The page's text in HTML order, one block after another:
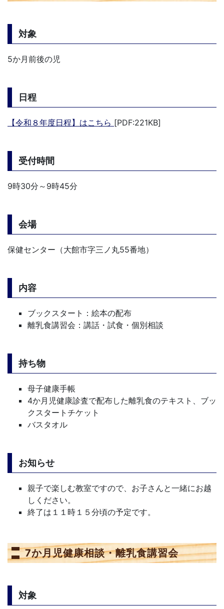
対象
5か月前後の児
日程
【令和８年度日程】はこちら [PDF:221KB]
受付時間
9時30分～9時45分
会場
保健センター（大館市字三ノ丸55番地）
内容
ブックスタート：絵本の配布
離乳食講習会：講話・試食・個別相談
持ち物
母子健康手帳
4か月児健康診査で配布した離乳食のテキスト、ブッ
クスタートチケット
バスタオル
お知らせ
親子で楽しむ教室ですので、お子さんと一緒にお越
しください。
終了は１１時１５分頃の予定です。
7か月児健康相談・離乳食講習会
対象